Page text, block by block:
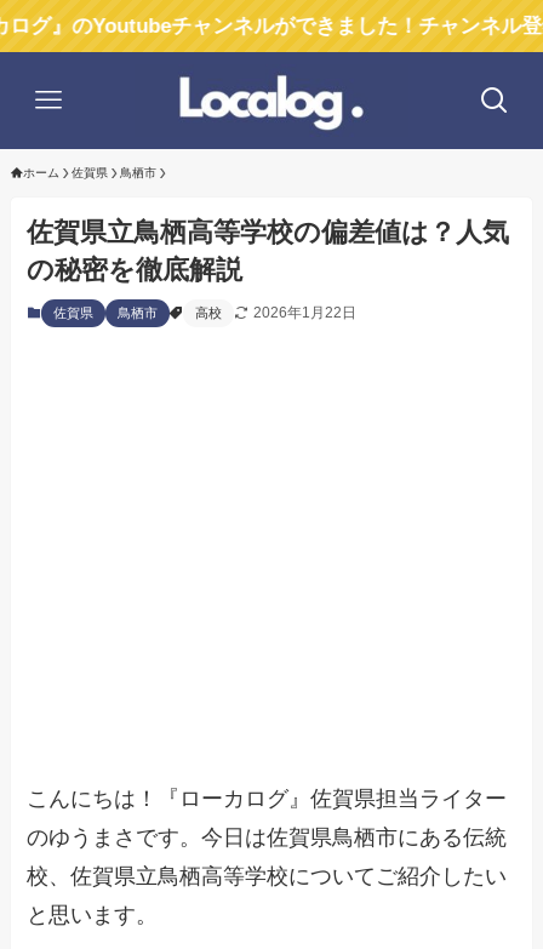
チャンネルができました！チャンネル登録お願い
ホーム 佐賀県 鳥栖市
佐賀県立鳥栖高等学校の偏差値は？人気
の秘密を徹底解説
佐賀県 鳥栖市 高校 2026年1月22日
こんにちは！『ローカログ』佐賀県担当ライター
のゆうまさです。今日は佐賀県鳥栖市にある伝統
校、佐賀県立鳥栖高等学校についてご紹介したい
と思います。